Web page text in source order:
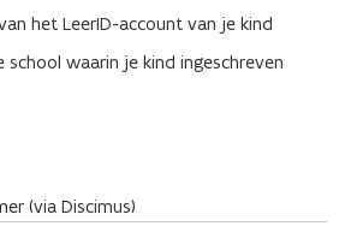
het LeerID-account van je kind
school waarin je kind ingeschreven
(via Discimus)